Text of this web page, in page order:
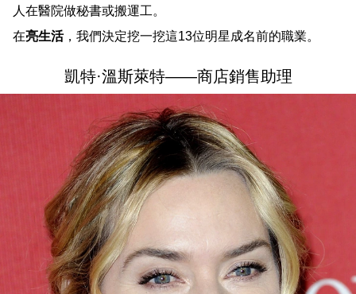
人在醫院做秘書或搬運工。
在亮生活，我們決定挖一挖這13位明星成名前的職業。
凱特·溫斯萊特——商店銷售助理